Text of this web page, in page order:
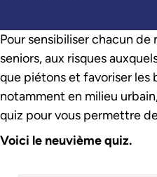
Pour sensibiliser chacun
seniors, aux risques
que piétons et favoriser les
notamment en milieu
quiz pour vous permettre
Voici le neuvième quiz.